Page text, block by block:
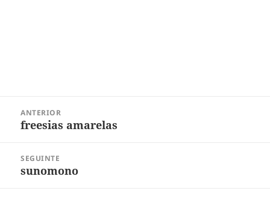
ANTERIOR
Post
freesias amarelas
SEGUINTE
Próximo
sunomono